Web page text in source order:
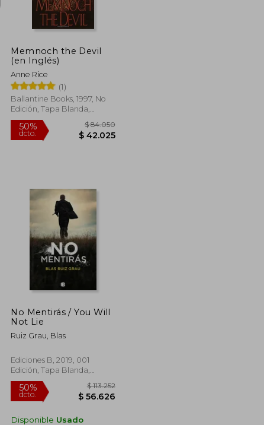
$ 44.287
10%
dcto.
$ 91.133
Memnoch the Devil
(en Inglés)
Anne Rice
(1)
Ballantine Books, 1997, No
Edición, Tapa Blanda,
Nuevo
50%
No Mentirás / You Will
Not Lie
Ruiz Grau, Blas
Ediciones B, 2019, 001
Edición, Tapa Blanda,
Nuevo
Disponible Usado